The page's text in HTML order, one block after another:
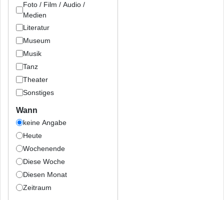
Foto / Film / Audio /
Medien
Literatur
Museum
Musik
Tanz
Theater
Sonstiges
Wann
keine Angabe
Heute
Wochenende
Diese Woche
Diesen Monat
Zeitraum